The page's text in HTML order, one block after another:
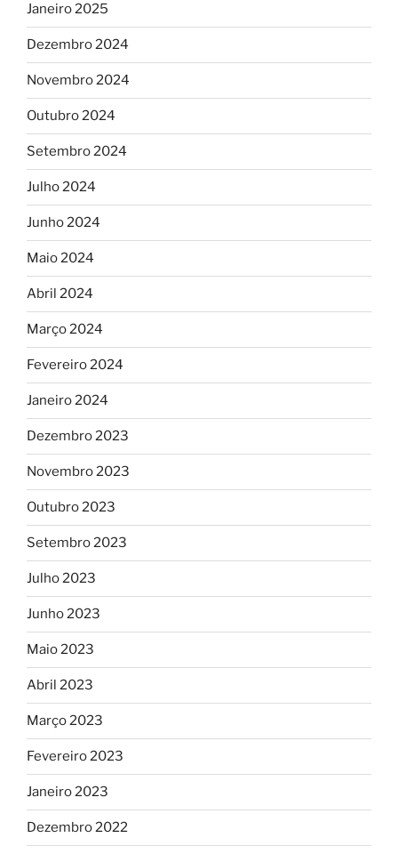
Janeiro 2025
Dezembro 2024
Novembro 2024
Outubro 2024
Setembro 2024
Julho 2024
Junho 2024
Maio 2024
Abril 2024
Março 2024
Fevereiro 2024
Janeiro 2024
Dezembro 2023
Novembro 2023
Outubro 2023
Setembro 2023
Julho 2023
Junho 2023
Maio 2023
Abril 2023
Março 2023
Fevereiro 2023
Janeiro 2023
Dezembro 2022